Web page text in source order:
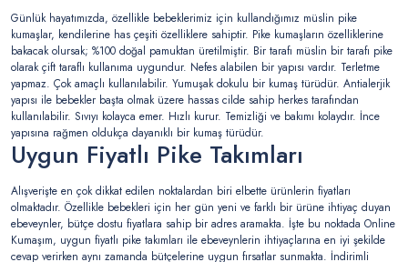
Günlük hayatımızda, özellikle bebeklerimiz için kullandığımız müslin pike
kumaşlar, kendilerine has çeşiti özelliklere sahiptir. Pike kumaşların özelliklerine
bakacak olursak; %100 doğal pamuktan üretilmiştir. Bir tarafı müslin bir tarafı pike
olarak çift taraflı kullanıma uygundur. Nefes alabilen bir yapısı vardır. Terletme
yapmaz. Çok amaçlı kullanılabilir. Yumuşak dokulu bir kumaş türüdür. Antialerjik
yapısı ile bebekler başta olmak üzere hassas cilde sahip herkes tarafından
kullanılabilir. Sıvıyı kolayca emer. Hızlı kurur. Temizliği ve bakımı kolaydır. İnce
yapısına rağmen oldukça dayanıklı bir kumaş türüdür.
Uygun Fiyatlı Pike Takımları
Alışverişte en çok dikkat edilen noktalardan biri elbette ürünlerin fiyatları
olmaktadır. Özellikle bebekleri için her gün yeni ve farklı bir ürüne ihtiyaç duyan
ebeveynler, bütçe dostu fiyatlara sahip bir adres aramakta. İşte bu noktada Online
Kumaşım, uygun fiyatlı pike takımları ile ebeveynlerin ihtiyaçlarına en iyi şekilde
cevap verirken aynı zamanda bütçelerine uygun fırsatlar sunmakta. İndirimli